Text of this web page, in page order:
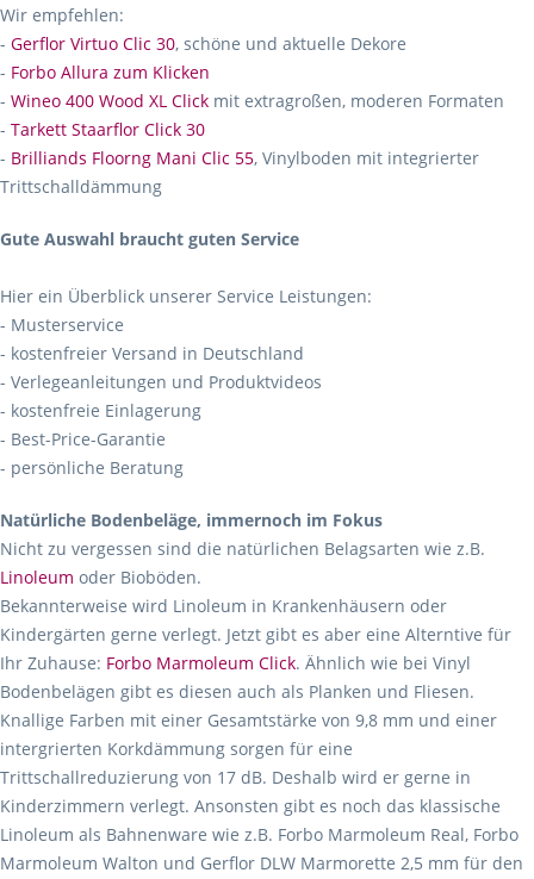
Wir empfehlen:
- Gerflor Virtuo Clic 30, schöne und aktuelle Dekore
- Forbo Allura zum Klicken
- Wineo 400 Wood XL Click mit extragroßen, moderen Formaten
- Tarkett Staarflor Click 30
- Brilliands Floorng Mani Clic 55, Vinylboden mit integrierter
Trittschalldämmung
Gute Auswahl braucht guten Service
Hier ein Überblick unserer Service Leistungen:
- Musterservice
- kostenfreier Versand in Deutschland
- Verlegeanleitungen und Produktvideos
- kostenfreie Einlagerung
- Best-Price-Garantie
- persönliche Beratung
Natürliche Bodenbeläge, immernoch im Fokus
Nicht zu vergessen sind die natürlichen Belagsarten wie z.B.
Linoleum oder Bioböden.
Bekannterweise wird Linoleum in Krankenhäusern oder
Kindergärten gerne verlegt. Jetzt gibt es aber eine Alterntive für
Ihr Zuhause: Forbo Marmoleum Click. Ähnlich wie bei Vinyl
Bodenbelägen gibt es diesen auch als Planken und Fliesen.
Knallige Farben mit einer Gesamtstärke von 9,8 mm und einer
intergrierten Korkdämmung sorgen für eine
Trittschallreduzierung von 17 dB. Deshalb wird er gerne in
Kinderzimmern verlegt. Ansonsten gibt es noch das klassische
Linoleum als Bahnenware wie z.B. Forbo Marmoleum Real, Forbo
Marmoleum Walton und Gerflor DLW Marmorette 2,5 mm für den